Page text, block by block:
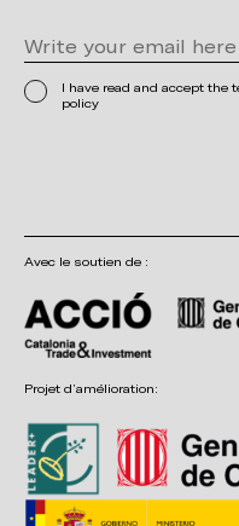
I have read and accept the
policy
Avec le soutien de :
Projet d’amélioration: